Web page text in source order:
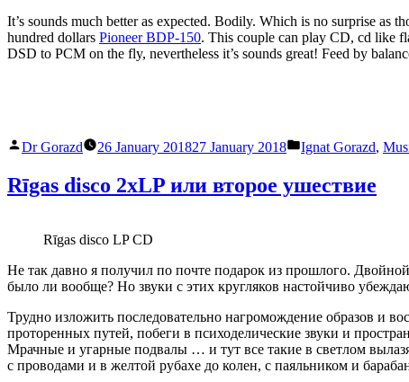
It’s sounds much better as expected. Bodily. Which is no surprise as
hundred dollars Pioneer BDP-150. This couple can play CD, cd like
DSD to PCM on the fly, nevertheless it’s sounds great! Feed by
Posted
Dr Gorazd 26 January 201827 January 2018
Posted
Ignat Gorazd,
Rīgas disco 2xLP или второе ушествие
Rīgas disco LP CD
Не так давно я получил по почте подарок из прошлого.
было ли вообще? Но звуки с этих кругляков настойчиво
Трудно изложить последовательно нагромождение образов и
проторенных путей, побеги в психоделические звуки и
Мрачные и угарные подвалы … и тут все такие в светлом
с проводами и в желтой рубахе до колен, с паяльником и